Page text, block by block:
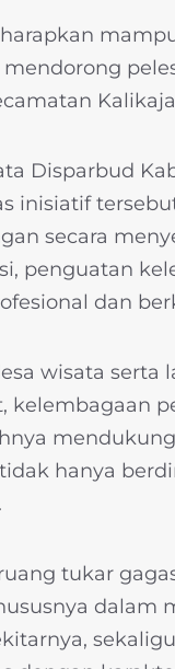
Disparbud
inisiatif
secara
penguatan
dan
wisata serta
kelembagaan
hanya
tukar
dalam